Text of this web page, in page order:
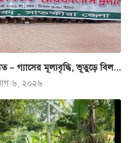
– গ্যাসের মূল্যবৃদ্ধি, ভূতুড়ে বিল...
৬, ২০২৬